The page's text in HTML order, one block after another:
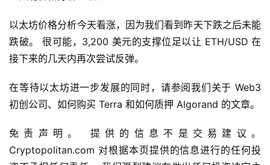
页
信
仰
a
以太坊价格分析今天看涨，因为我们看到昨天下跌之后未能
跌破。 很可能，3,200 美元的支撑位足以让 ETH/USD 在
接下来的几天内再次尝试反弹。
在等待以太坊进一步发展的同时，请参阅我们关于 Web3
初创公司、如何购买 Terra 和如何质押 Algorand 的文章。
免责声明。 提供的信息不是交易建议。
Cryptopolitan.com 对根据本页提供的信息进行的任何投